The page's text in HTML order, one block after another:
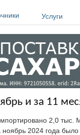
Услуги
и за 11
2,0 тыс.
2024 года